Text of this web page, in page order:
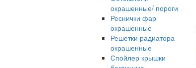
окрашенные/ пороги
Реснички фар
окрашенные
Решетки радиатора
окрашенные
Спойлер крышки